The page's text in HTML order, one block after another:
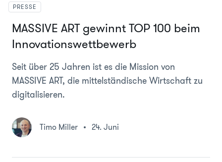
PRESSE
MASSIVE ART gewinnt TOP 100 beim
Innovationswettbewerb
Seit über 25 Jahren ist es die Mission von
MASSIVE ART, die mittelständische Wirtschaft zu
digitalisieren.
Timo Miller 24. Juni